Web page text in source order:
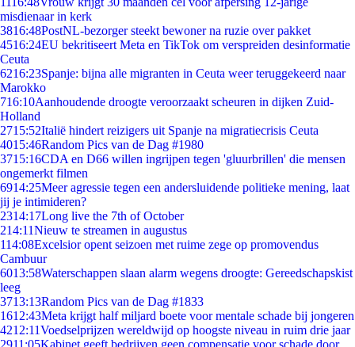
misdienaar in kerk
3816:48PostNL-bezorger steekt bewoner na ruzie over pakket
4516:24EU bekritiseert Meta en TikTok om verspreiden desinformatie
Ceuta
6216:23Spanje: bijna alle migranten in Ceuta weer teruggekeerd naar
Marokko
716:10Aanhoudende droogte veroorzaakt scheuren in dijken Zuid-
Holland
2715:52Italië hindert reizigers uit Spanje na migratiecrisis Ceuta
4015:46Random Pics van de Dag #1980
3715:16CDA en D66 willen ingrijpen tegen 'gluurbrillen' die mensen
ongemerkt filmen
6914:25Meer agressie tegen een andersluidende politieke mening, laat
jij je intimideren?
2314:17Long live the 7th of October
214:11Nieuw te streamen in augustus
114:08Excelsior opent seizoen met ruime zege op promovendus
Cambuur
6013:58Waterschappen slaan alarm wegens droogte: Gereedschapskist
leeg
3713:13Random Pics van de Dag #1833
1612:43Meta krijgt half miljard boete voor mentale schade bij jongeren
4212:11Voedselprijzen wereldwijd op hoogste niveau in ruim drie jaar
2911:05Kabinet geeft bedrijven geen compensatie voor schade door